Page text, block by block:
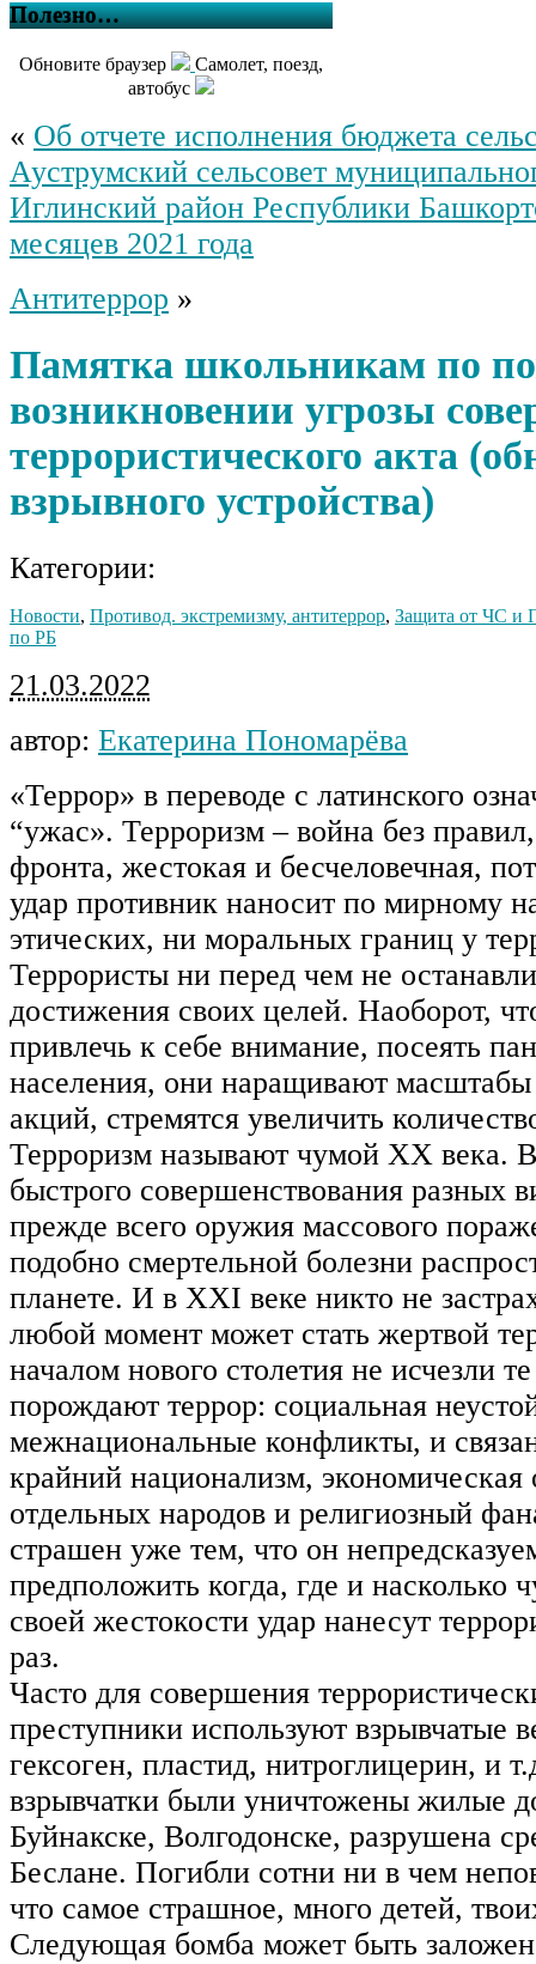
Полезно…
Обновите браузер
Самолет, поезд,
автобус
« Об отчете исполнения бюджета
Ауструмский сельсовет
Иглинский район Республики
месяцев 2021 года
Антитеррор »
Памятка школьникам по
возникновении угрозы
террористического акта
взрывного устройства)
Категории:
Новости, Противод. экстремизму, антитеррор, Защита от ЧС и
по РБ
21.03.2022
автор: Екатерина Пономарёва
«Террор» в переводе с латинского
“ужас». Терроризм – война без
фронта, жестокая и бесчеловечная,
удар противник наносит по мирному
этических, ни моральных границ у
Террористы ни перед чем не
достижения своих целей. Наоборот,
привлечь к себе внимание, посеять
населения, они наращивают масштабы
акций, стремятся увеличить
Терроризм называют чумой ХХ века.
быстрого совершенствования разных
прежде всего оружия массового
подобно смертельной болезни
планете. И в XXI веке никто не
любой момент может стать жертвой
началом нового столетия не исчезли
порождают террор: социальная
межнациональные конфликты, и
крайний национализм, экономическая
отдельных народов и религиозный
страшен уже тем, что он
предположить когда, где и насколько
своей жестокости удар нанесут
раз.
Часто для совершения
преступники используют взрывчатые
гексоген, пластид, нитроглицерин, и
взрывчатки были уничтожены жилые
Буйнакске, Волгодонске, разрушена
Беслане. Погибли сотни ни в чем
что самое страшное, много детей,
Следующая бомба может быть